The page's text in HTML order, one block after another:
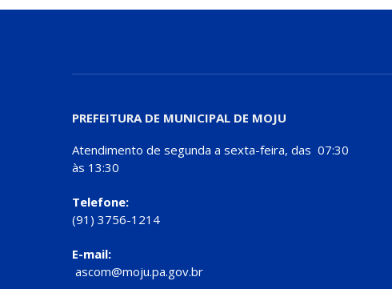
PREFEITURA DE MUNICIPAL DE MOJU
Atendimento de segunda a sexta-feira, das 07:30
às 13:30
Telefone:
(91) 3756-1214
E-mail:
ascom@moju.pa.gov.br